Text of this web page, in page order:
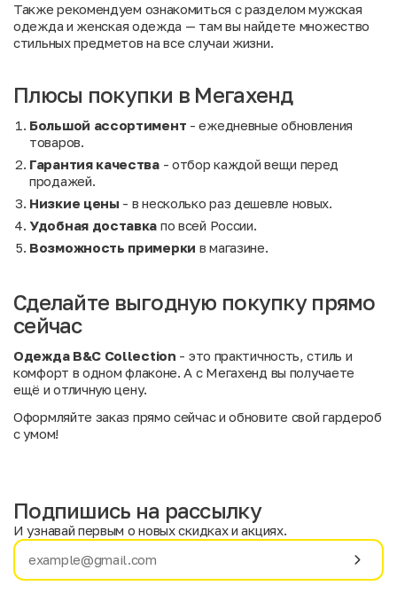
Также рекомендуем ознакомиться с разделоммужская
одежда и женская одежда — там вы найдете множество
стильных предметов на все случаи жизни.
Плюсы покупки в Мегахенд
Большой ассортимент - ежедневные обновления
товаров.
Гарантия качества- отбор каждой вещи перед
продажей.
Низкие цены - в несколько раз дешевле новых.
Удобная доставка по всей России.
Возможность примерки в магазине.
Сделайте выгодную покупку прямо
сейчас
Одежда B&C Collection - это практичность, стиль и
комфорт в одном флаконе. А с Мегахенд вы получаете
ещё и отличную цену.
Оформляйте заказ прямо сейчас и обновите свой гардероб
с умом!
Имя
Подпишись на рассылку
И узнавай первым о новых скидках и акциях.